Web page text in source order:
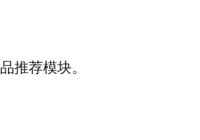
推荐模块。